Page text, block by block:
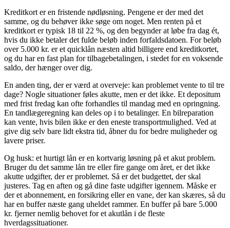
Kreditkort er en fristende nødløsning. Pengene er der med det
samme, og du behøver ikke søge om noget. Men renten på et
kreditkort er typisk 18 til 22 %, og den begynder at løbe fra dag ét,
hvis du ikke betaler det fulde beløb inden forfaldsdatoen. For beløb
over 5.000 kr. er et quicklån næsten altid billigere end kreditkortet,
og du har en fast plan for tilbagebetalingen, i stedet for en voksende
saldo, der hænger over dig.
En anden ting, der er værd at overveje: kan problemet vente to til tre
dage? Nogle situationer føles akutte, men er det ikke. Et depositum
med frist fredag kan ofte forhandles til mandag med en opringning.
En tandlægeregning kan deles op i to betalinger. En bilreparation
kan vente, hvis bilen ikke er den eneste transportmulighed. Ved at
give dig selv bare lidt ekstra tid, åbner du for bedre muligheder og
lavere priser.
Og husk: et hurtigt lån er en kortvarig løsning på et akut problem.
Bruger du det samme lån tre eller fire gange om året, er det ikke
akutte udgifter, der er problemet. Så er det budgettet, der skal
justeres. Tag en aften og gå dine faste udgifter igennem. Måske er
der et abonnement, en forsikring eller en vane, der kan skæres, så du
har en buffer næste gang uheldet rammer. En buffer på bare 5.000
kr. fjerner nemlig behovet for et akutlån i de fleste
hverdagssituationer.